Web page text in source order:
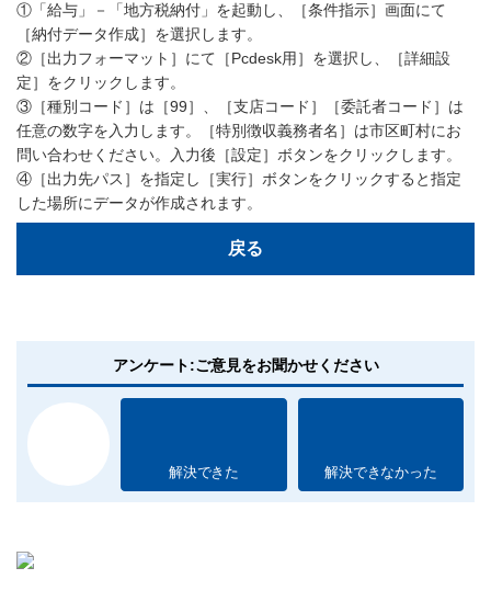
①「給与」－「地方税納付」を起動し、［条件指示］画面にて
［納付データ作成］を選択します。
②［出力フォーマット］にて［Pcdesk用］を選択し、［詳細設
定］をクリックします。
③［種別コード］は［99］、［支店コード］［委託者コード］は
任意の数字を入力します。［特別徴収義務者名］は市区町村にお
問い合わせください。入力後［設定］ボタンをクリックします。
④［出力先パス］を指定し［実行］ボタンをクリックすると指定
した場所にデータが作成されます。
戻る
アンケート:ご意見をお聞かせください
解決できた 解決できなかった